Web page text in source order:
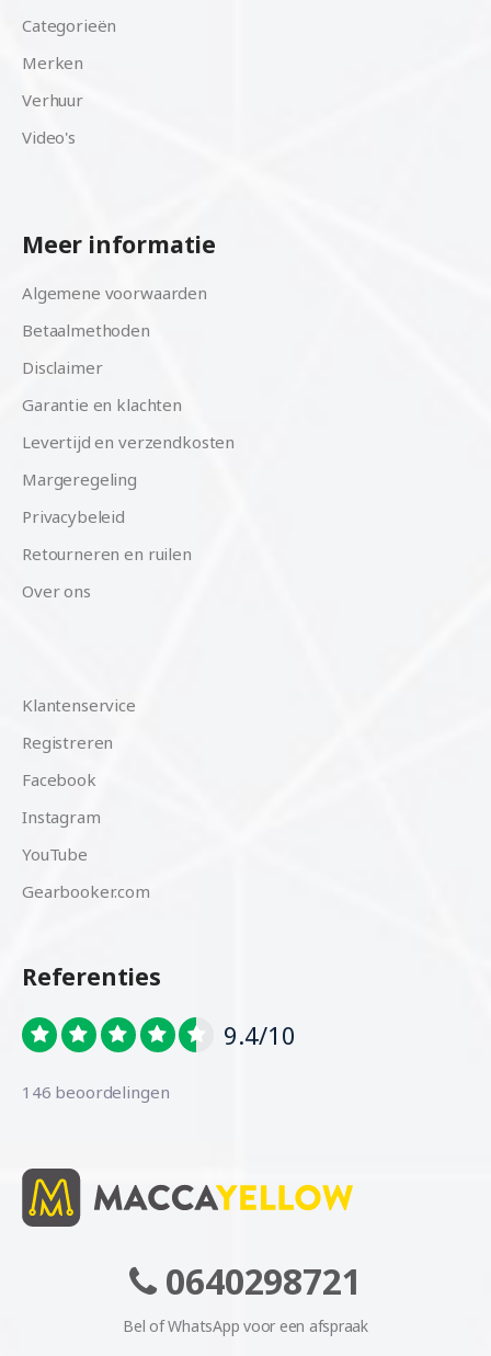
Categorieën
Merken
Verhuur
Video's
Meer informatie
Algemene voorwaarden
Betaalmethoden
Disclaimer
Garantie en klachten
Levertijd en verzendkosten
Margeregeling
Privacybeleid
Retourneren en ruilen
Over ons
Klantenservice
Registreren
Facebook
Instagram
YouTube
Gearbooker.com
Referenties
9.4/10
146 beoordelingen
0640298721
Bel of WhatsApp voor een afspraak